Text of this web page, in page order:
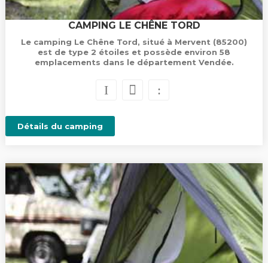
CAMPING LE CHÊNE TORD
Le camping Le Chêne Tord, situé à Mervent (85200)
est de type 2 étoiles et possède environ 58
emplacements dans le département Vendée.
Détails du camping